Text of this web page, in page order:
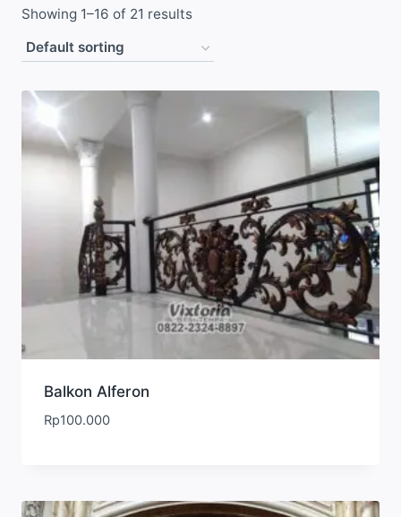
Showing 1–16 of 21 results
Balkon Alferon
Rp100.000